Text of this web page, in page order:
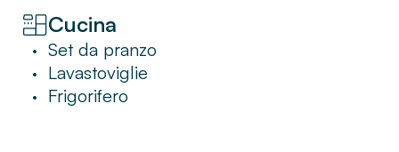
noisy moments.
Cucina
• Set da pranzo
• Lavastoviglie
• Frigorifero